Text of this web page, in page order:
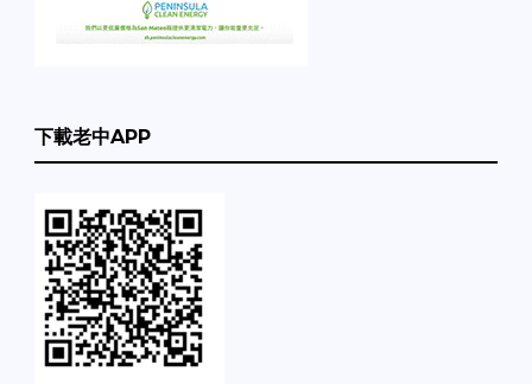
下載老中APP